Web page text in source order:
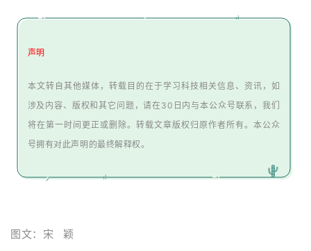
声明
本文转自其他媒体，转载目的在于学习科技相关信息、资讯，如
涉及内容、版权和其它问题，请在30日内与本公众号联系，我们
将在第一时间更正或删除。转载文章版权归原作者所有。本公众
号拥有对此声明的最终解释权。
图文：宋 颖